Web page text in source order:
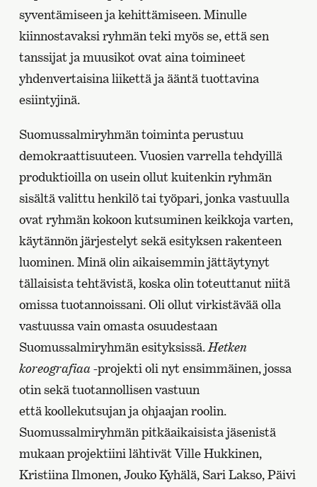
syventämiseen ja kehittämiseen. Minulle
kiinnostavaksi ryhmän teki myös se, että sen
tanssijat ja muusikot ovat aina toimineet
yhdenvertaisina liikettä ja ääntä tuottavina
esiintyjinä.
Suomussalmiryhmän toiminta perustuu
demokraattisuuteen. Vuosien varrella tehdyillä
produktioilla on usein ollut kuitenkin ryhmän
sisältä valittu henkilö tai työpari, jonka vastuulla
ovat ryhmän kokoon kutsuminen keikkoja varten,
käytännön järjestelyt sekä esityksen rakenteen
luominen. Minä olin aikaisemmin jättäytynyt
tällaisista tehtävistä, koska olin toteuttanut niitä
omissa tuotannoissani. Oli ollut virkistävää olla
vastuussa vain omasta osuudestaan
Suomussalmiryhmän esityksissä.Hetken
koreografiaa-projekti oli nyt ensimmäinen, jossa
otin sekä tuotannollisen vastuun
että koollekutsujan ja ohjaajan roolin.
Suomussalmiryhmän pitkäaikaisista jäsenistä
mukaan projektiini lähtivät Ville Hukkinen,
Kristiina Ilmonen, Jouko Kyhälä, Sari Lakso, Päivi